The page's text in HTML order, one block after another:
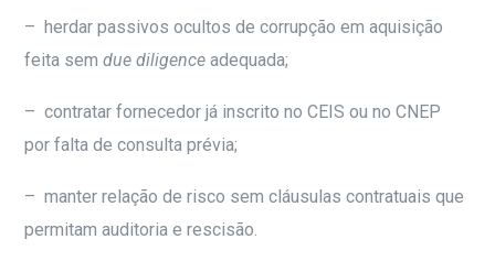
– herdar passivos ocultos de corrupção em aquisição
feita semdue diligence adequada;
– contratar fornecedor já inscrito no CEIS ou no CNEP
por falta de consulta prévia;
– manter relação de risco sem cláusulas contratuais que
permitam auditoria e rescisão.